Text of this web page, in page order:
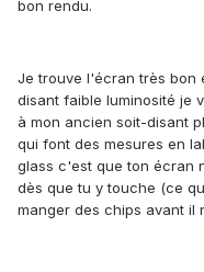
bon rendu.
Je trouve l'écran très bon
disant faible luminosité je
à mon ancien soit-disant
qui font des mesures en
glass c'est que ton écran
dès que tu y touche (ce
manger des chips avant il